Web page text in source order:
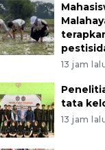
13 jam
tata
13 jam